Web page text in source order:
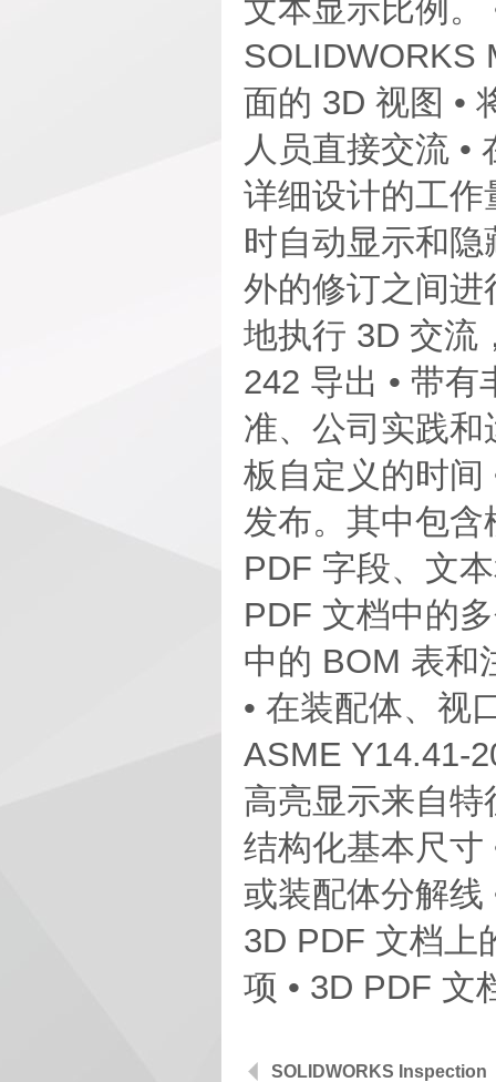
文本显示比例
SOLIDWORKS
面的 3D 视图 •
人员直接交流 •
详细设计的工作
时自动显示和
外的修订之间
地执行 3D 交流
242 导出 • 带
准、公司实践
板自定义的时间
发布。其中包
PDF 字段、文
PDF 文档中的
中的 BOM 表和
• 在装配体、视
ASME Y14.41-
高亮显示来自特
结构化基本尺寸
或装配体分解线
3D PDF 文档上
项 • 3D PDF 文
SOLIDWORKS Inspection